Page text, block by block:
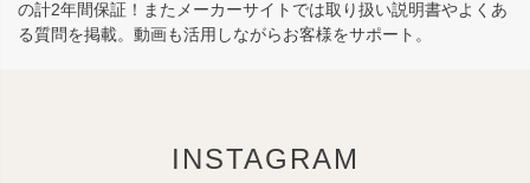
の計2年間保証！またメーカーサイトでは取り扱い説明書やよくあ
る質問を掲載。動画も活用しながらお客様をサポート。
INSTAGRAM